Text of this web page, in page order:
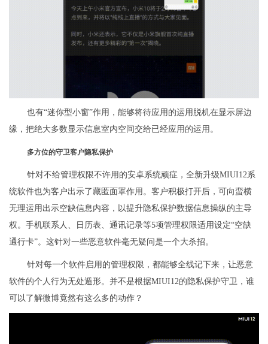
也有“迷你型小窗”作用，能够将待应用的运用脱机在显示屏边
缘，把绝大多数显示信息室内空间交给已经应用的运用。
多方位的守卫客户隐私保护
针对不给管理权限不许用的安卓系统顽症，全新升级MIUI12系
统软件也为客户出示了藏匿面罩作用。客户积极打开后，可向蛮横
无理运用出示空缺信息内容，以提升隐私保护数据信息操纵的主导
权。手机联系人、日历表、通讯记录等5项管理权限适用设定“空缺
通行卡”。这针对一些恶意软件毫无疑问是一个大杀招。
针对每一个软件启用的管理权限，都能够全线记下来，让恶意
软件的个人行为无处遁形。并不是根据MIUI12的隐私保护守卫，谁
可以了解微博竟然有这么多的动作？